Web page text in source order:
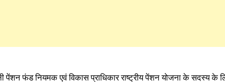
पेंशन फंड नियमक एवं विकास प्राधिकार राष्ट्रीय पेंशन योजना के सदस्य के